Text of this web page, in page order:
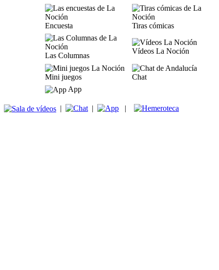
Encuesta Tiras cómicas
Las Columnas
Vídeos La Noción
Mini juegos
Chat
App
| | |